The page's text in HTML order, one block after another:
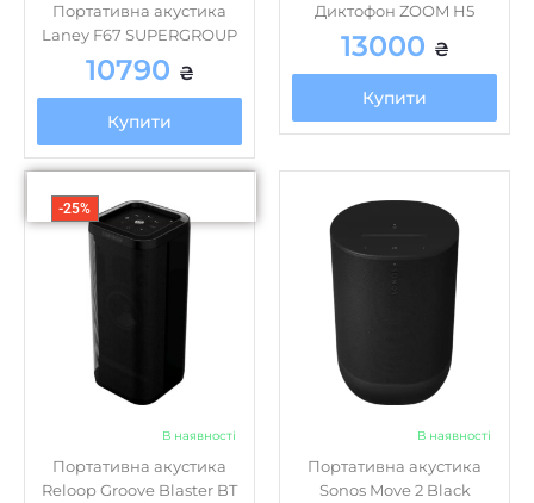
Портативна акустика
Laney F67 SUPERGROUP
10790 ₴
Купити
Диктофон ZOOM H5
13000 ₴
Купити
-25%
В наявності
Портативна акустика
Reloop Groove Blaster BT
В наявності
Портативна акустика
Sonos Move 2 Black